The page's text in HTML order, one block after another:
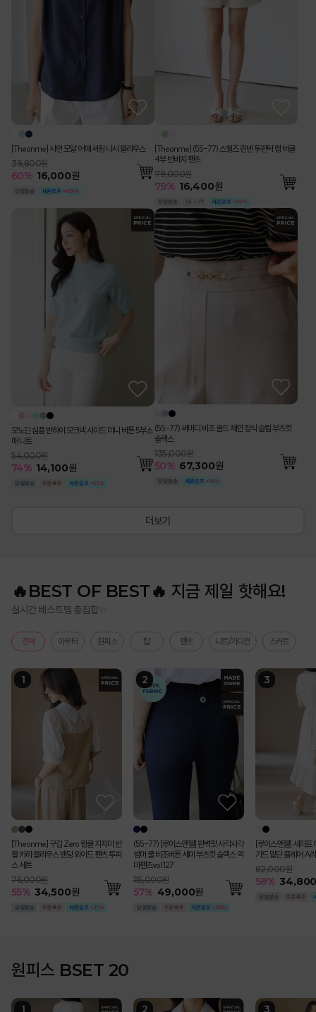
[Theonme] 샤인 모달 어깨 셔링 나시 블라우스
39,800원
60% 16,000원
[Theonme] (55-77) 스웰즈 린넨 투핀턱 랩 버클
4부 반바지 팬츠
79,000원
79% 16,400원
모노딘 심플 반하이 모크넥 사이드 미니 버튼 5부소
매 니트
54,000원
74% 14,100원
(55-77) 써머디 비조 골드 체인 장식 슬림 부츠컷
슬랙스
135,000원
50% 67,300원
더보기
🔥BEST OF BEST🔥 지금 제일 핫해요!
실시간 베스트템 총집합✨
전체 아우터 원피스 탑 팬츠 니트/가디건 스커트
[Theonme] 구김 Zero 링클 지지미 반
팔 카라 블라우스 밴딩 와이드 팬츠 투피
스 세트
76,000원
55% 34,500원
(55-77) [루이스엔젤] 완벽핏 사각사각
썸머 쿨 비조버튼 세미 부츠컷 슬랙스 악
마팬츠vol.127
115,000원
57% 49,000원
[루이스엔젤] 세라프
가드 밑단 플레어 A
82,000원
58%
원피스 BSET 20